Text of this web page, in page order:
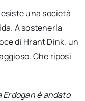
una società
A sostenerla
di Hrant Dink, un
Che riposi
Erdogan è andato